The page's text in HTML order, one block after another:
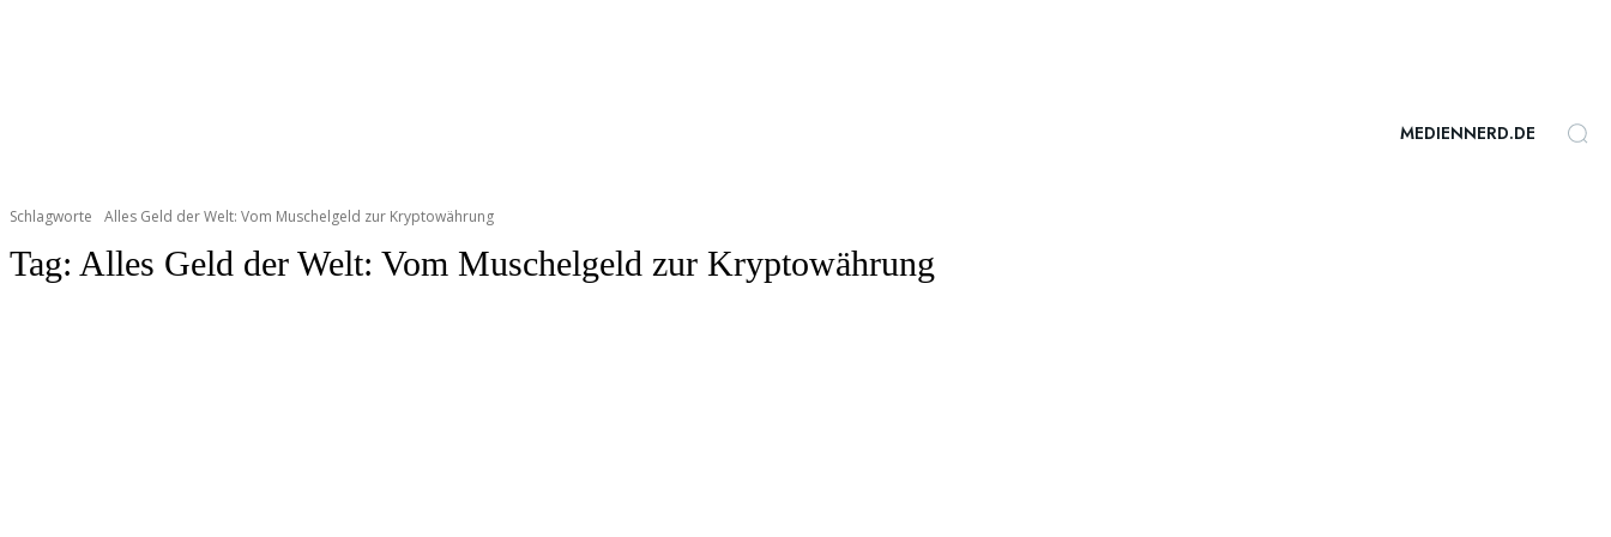
MEDIENNERD.DE
Schlagworte Alles Geld der Welt: Vom Muschelgeld zur Kryptowährung
Tag: Alles Geld der Welt: Vom Muschelgeld zur Kryptowährung